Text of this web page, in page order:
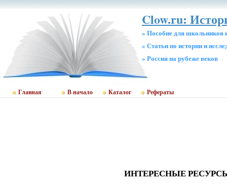
Clow.ru:
» Пособие для школьников
» Статьи по истории и
» Россия на рубеже веков
Главная В начало Каталог Рефераты
ИНТЕРЕСНЫЕ